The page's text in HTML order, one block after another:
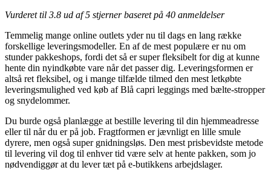
Vurderet til 3.8 ud af 5 stjerner baseret på 40 anmeldelser
Temmelig mange online outlets yder nu til dags en lang række
forskellige leveringsmodeller. En af de mest populære er nu om
stunder pakkeshops, fordi det så er super fleksibelt for dig at kunne
hente din nyindkøbte vare når det passer dig. Leveringsformen er
altså ret fleksibel, og i mange tilfælde tilmed den mest letkøbte
leveringsmulighed ved køb af Blå capri leggings med bælte-stropper
og snydelommer.
Du burde også planlægge at bestille levering til din hjemmeadresse
eller til når du er på job. Fragtformen er jævnligt en lille smule
dyrere, men også super gnidningsløs. Den mest prisbevidste metode
til levering vil dog til enhver tid være selv at hente pakken, som jo
nødvendiggør at du lever tæt på e-butikkens arbejdslager.